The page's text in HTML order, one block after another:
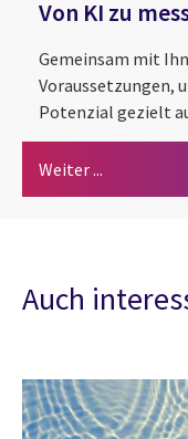
Von KI zu
Gemeinsam mit
Voraussetzungen,
Potenzial gezielt
Weiter ...
Auch